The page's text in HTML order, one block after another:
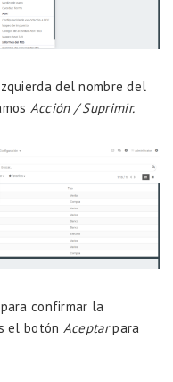
del nombre del
Acción / Suprimir.
confirmar la
el botón Aceptarpara